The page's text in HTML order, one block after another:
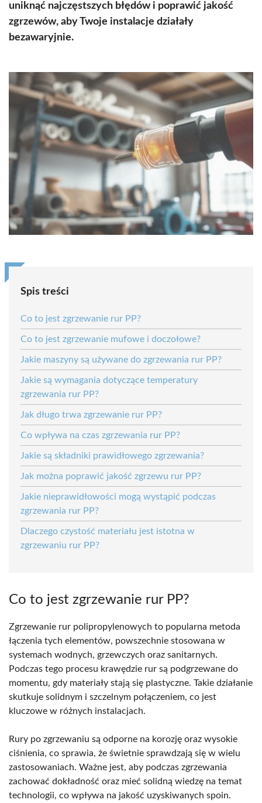
uniknąć najczęstszych błędów i poprawić jakość
zgrzewów, aby Twoje instalacje działały
bezawaryjnie.
Spis treści
Co to jest zgrzewanie rur PP?
Co to jest zgrzewanie mufowe i doczołowe?
Jakie maszyny są używane do zgrzewania rur PP?
Jakie są wymagania dotyczące temperatury
zgrzewania rur PP?
Jak długo trwa zgrzewanie rur PP?
Co wpływa na czas zgrzewania rur PP?
Jakie są składniki prawidłowego zgrzewania?
Jak można poprawić jakość zgrzewu rur PP?
Jakie nieprawidłowości mogą wystąpić podczas
zgrzewania rur PP?
Dlaczego czystość materiału jest istotna w
zgrzewaniu rur PP?
Co to jest zgrzewanie rur PP?
Zgrzewanie rur polipropylenowych to popularna metoda
łączenia tych elementów, powszechnie stosowana w
systemach wodnych, grzewczych oraz sanitarnych.
Podczas tego procesu krawędzie rur są podgrzewane do
momentu, gdy materiały stają się plastyczne. Takie działanie
skutkuje solidnym i szczelnym połączeniem, co jest
kluczowe w różnych instalacjach.
Rury po zgrzewaniu są odporne na korozję oraz wysokie
ciśnienia, co sprawia, że świetnie sprawdzają się w wielu
zastosowaniach. Ważne jest, aby podczas zgrzewania
zachować dokładność oraz mieć solidną wiedzę na temat
technologii, co wpływa na jakość uzyskiwanych spoin.